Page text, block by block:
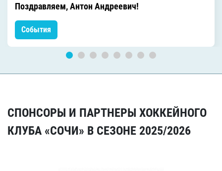
Поздравляем, Антон Андреевич!
События
СПОНСОРЫ И ПАРТНЕРЫ ХОККЕЙНОГО
КЛУБА «СОЧИ» В СЕЗОНЕ 2025/2026